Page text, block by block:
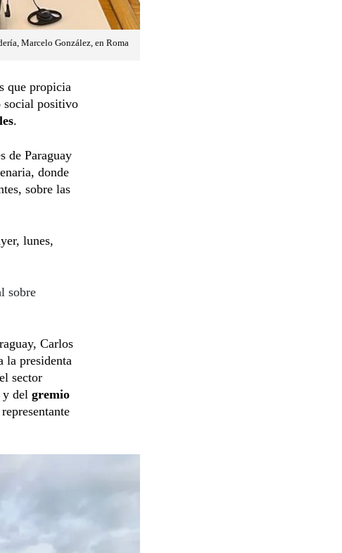
Marcelo González, en Roma
que propicia
social positivo
.
de Paraguay
donde
sobre las
lunes,
sobre
Carlos
la presidenta
sector
y del gremio